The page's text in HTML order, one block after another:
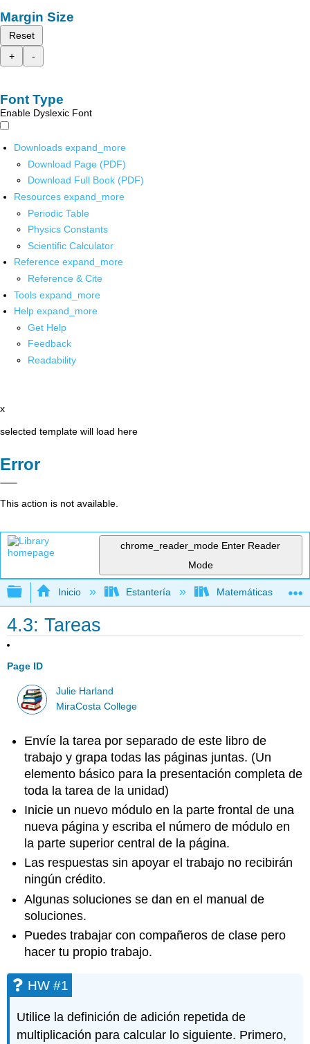
Margin Size
Reset
+
-
Font Type
Enable Dyslexic Font
Downloads expand_more
Download Page (PDF)
Download Full Book (PDF)
Resources expand_more
Periodic Table
Physics Constants
Scientific Calculator
Reference expand_more
Reference & Cite
Tools expand_more
Help expand_more
Get Help
Feedback
Readability
x
selected template will load here
Error
This action is not available.
chrome_reader_mode Enter Reader
Mode
Expandir/contraer jerarquía global
Inicio Estantería Matemáticas
4.3: Tareas
Page ID
Julie Harland
MiraCosta College
Envíe la tarea por separado de este libro de
trabajo y grapa todas las páginas juntas. (Un
elemento básico para la presentación completa de
toda la tarea de la unidad)
Inicie un nuevo módulo en la parte frontal de una
nueva página y escriba el número de módulo en
la parte superior central de la página.
Las respuestas sin apoyar el trabajo no recibirán
ningún crédito.
Algunas soluciones se dan en el manual de
soluciones.
Puedes trabajar con compañeros de clase pero
hacer tu propio trabajo.
HW #1
Utilice la definición de adición repetida de
multiplicación para calcular lo siguiente. Primero,